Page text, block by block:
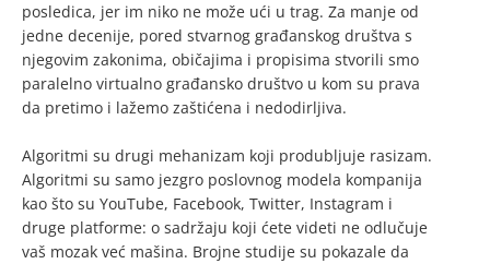
posledica, jer im niko ne može ući u trag. Za manje od
jedne decenije, pored stvarnog građanskog društva s
njegovim zakonima, običajima i propisima stvorili smo
paralelno virtualno građansko društvo u kom su prava
da pretimo i lažemo zaštićena i nedodirljiva.
Algoritmi su drugi mehanizam koji produbljuje rasizam.
Algoritmi su samo jezgro poslovnog modela kompanija
kao što su YouTube, Facebook, Twitter, Instagram i
druge platforme: o sadržaju koji ćete videti ne odlučuje
vaš mozak već mašina. Brojne studije su pokazale da